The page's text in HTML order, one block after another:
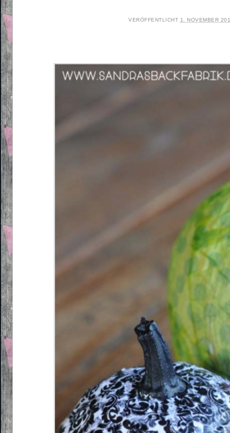
VERÖFFENTLICHT 1. NOVEMBER